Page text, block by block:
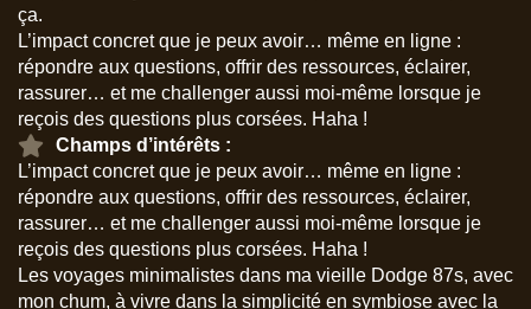
ça.
L’impact concret que je peux avoir… même en ligne :
répondre aux questions, offrir des ressources, éclairer,
rassurer… et me challenger aussi moi-même lorsque je
reçois des questions plus corsées. Haha !
Champs d’intérêts :
L’impact concret que je peux avoir… même en ligne :
répondre aux questions, offrir des ressources, éclairer,
rassurer… et me challenger aussi moi-même lorsque je
reçois des questions plus corsées. Haha !
Les voyages minimalistes dans ma vieille Dodge 87s, avec
mon chum, à vivre dans la simplicité en symbiose avec la